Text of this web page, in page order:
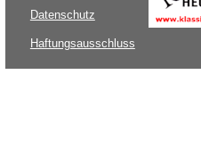
Datenschutz
Haftungsausschluss